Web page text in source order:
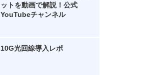
ットを動画で解説！公式
YouTubeチャンネル
10G光回線導入レポ